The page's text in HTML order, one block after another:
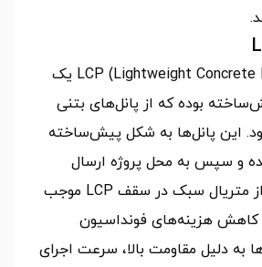
سقف سبک LCP (Lightweight Concrete Panel) یک
بوده که از پانل‌های بتنی
این پانل‌ها به شکل پیش‌ساخته
و سپس به محل پروژه ارسال
می‌شوند. استفاده از متریال سبک در سقف LCP موجب
هزینه‌های فونداسیون
دلیل مقاومت بالا، سرعت اجرای